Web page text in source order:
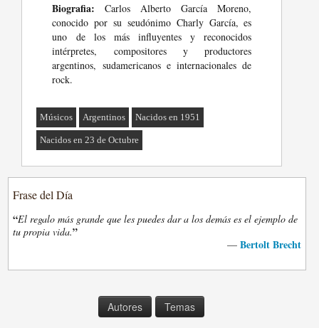
Biografia: Carlos Alberto García Moreno,
conocido por su seudónimo Charly García, es
uno de los más influyentes y reconocidos
intérpretes, compositores y productores
argentinos, sudamericanos e internacionales de
rock.
Músicos Argentinos Nacidos en 1951
Nacidos en 23 de Octubre
Frase del Día
“El regalo más grande que les puedes dar a los demás es el ejemplo de
tu propia vida.”
— Bertolt Brecht
Autores Temas